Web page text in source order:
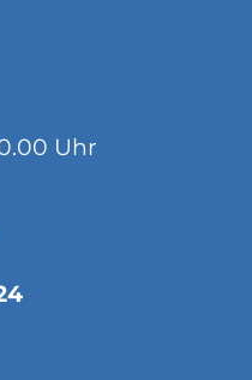
Uhr